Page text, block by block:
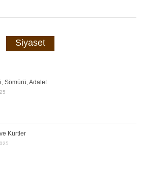
Siyaset
Sömürü, Adalet
Kürtler